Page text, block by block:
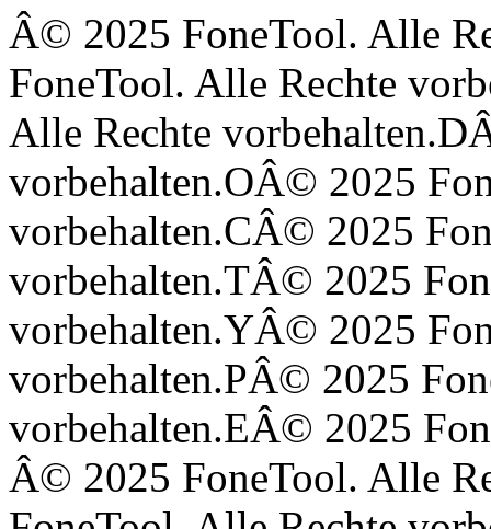
Â© 2025 FoneTool. Alle Rechte vorbehalten.<Â© 2025 FoneTool. Alle Rechte vorbehalten.!Â© 2025 FoneTool. Alle Rechte vorbehalten.DÂ© 2025 FoneTool. Alle Rechte vorbehalten.OÂ© 2025 FoneTool. Alle Rechte vorbehalten.CÂ© 2025 FoneTool. Alle Rechte vorbehalten.TÂ© 2025 FoneTool. Alle Rechte vorbehalten.YÂ© 2025 FoneTool. Alle Rechte vorbehalten.PÂ© 2025 FoneTool. Alle Rechte vorbehalten.EÂ© 2025 FoneTool. Alle Rechte vorbehalten. Â© 2025 FoneTool. Alle Rechte vorbehalten.hÂ© 2025 FoneTool. Alle Rechte vorbehalten.tÂ© 2025 FoneTool. Alle Rechte vorbehalten.mÂ© 2025 FoneTool. Alle Rechte vorbehalten.lÂ© 2025 FoneTool. Alle Rechte vorbehalten.>Â© 2025 FoneTool. Alle Rechte vorbehalten. Â© 2025 FoneTool. Alle Rechte vorbehalten.<Â© 2025 FoneTool. Alle Rechte vorbehalten.hÂ© 2025 FoneTool. Alle Rechte vorbehalten.tÂ© 2025 FoneTool. Alle Rechte vorbehalten.mÂ© 2025 FoneTool. Alle Rechte vorbehalten.lÂ© 2025 FoneTool. Alle Rechte vorbehalten. Â© 2025 FoneTool. Alle Rechte vorbehalten.lÂ© 2025 FoneTool. Alle Rechte vorbehalten.aÂ© 2025 FoneTool. Alle Rechte vorbehalten.nÂ© 2025 FoneTool. Alle Rechte vorbehalten.gÂ© 2025 FoneTool. Alle Rechte vorbehalten.=Â© 2025 FoneTool. Alle Rechte vorbehalten."Â© 2025 FoneTool. Alle Rechte vorbehalten.dÂ© 2025 FoneTool. Alle Rechte vorbehalten.eÂ© 2025 FoneTool. Alle Rechte vorbehalten."Â© 2025 FoneTool. Alle Rechte vorbehalten. Â© 2025 FoneTool. Alle Rechte vorbehalten.dÂ© 2025 FoneTool. Alle Rechte vorbehalten.aÂ© 2025 FoneTool. Alle Rechte vorbehalten.tÂ© 2025 FoneTool. Alle Rechte vorbehalten.aÂ© 2025 FoneTool. Alle Rechte vorbehalten.-Â© 2025 FoneTool. Alle Rechte vorbehalten.cÂ© 2025 FoneTool. Alle Rechte vorbehalten.aÂ© 2025 FoneTool. Alle Rechte vorbehalten.tÂ© 2025 FoneTool. Alle Rechte vorbehalten.eÂ© 2025 FoneTool. Alle Rechte vorbehalten.gÂ© 2025 FoneTool. Alle Rechte vorbehalten.oÂ© 2025 FoneTool. Alle Rechte vorbehalten.rÂ© 2025 FoneTool. Alle Rechte vorbehalten.yÂ© 2025 FoneTool. Alle Rechte vorbehalten.=Â© 2025 FoneTool. Alle Rechte vorbehalten."Â© 2025 FoneTool. Alle Rechte vorbehalten.pÂ© 2025 FoneTool. Alle Rechte vorbehalten.oÂ© 2025 FoneTool. Alle Rechte vorbehalten.sÂ© 2025 FoneTool. Alle Rechte vorbehalten.tÂ© 2025 FoneTool. Alle Rechte vorbehalten."Â© 2025 FoneTool. Alle Rechte vorbehalten. Â© 2025 FoneTool. Alle Rechte vorbehalten.dÂ© 2025 FoneTool. Alle Rechte vorbehalten.aÂ© 2025 FoneTool. Alle Rechte vorbehalten.tÂ© 2025 FoneTool. Alle Rechte vorbehalten.aÂ© 2025 FoneTool. Alle Rechte vorbehalten.-Â© 2025 FoneTool. Alle Rechte vorbehalten.tÂ© 2025 FoneTool. Alle Rechte vorbehalten.hÂ© 2025 FoneTool. Alle Rechte vorbehalten.eÂ© 2025 FoneTool. Alle Rechte vorbehalten.mÂ© 2025 FoneTool. Alle Rechte vorbehalten.eÂ© 2025 FoneTool. Alle Rechte vorbehalten.=Â© 2025 FoneTool. Alle Rechte vorbehalten."Â© 2025 FoneTool. Alle Rechte vorbehalten.0Â© 2025 FoneTool. Alle Rechte vorbehalten."Â© 2025 FoneTool. Alle Rechte vorbehalten.>Â© 2025 FoneTool. Alle Rechte vorbehalten. Â© 2025 FoneTool. Alle Rechte vorbehalten.<Â© 2025 FoneTool. Alle Rechte vorbehalten.hÂ© 2025 FoneTool. Alle Rechte vorbehalten.eÂ© 2025 FoneTool. Alle Rechte vorbehalten.aÂ© 2025 FoneTool. Alle Rechte vorbehalten.dÂ© 2025 FoneTool. Alle Rechte vorbehalten.>Â© 2025 FoneTool. Alle Rechte vorbehalten. Â© 2025 FoneTool. Alle Rechte vorbehalten.<Â© 2025 FoneTool. Alle Rechte vorbehalten.!Â© 2025 FoneTool. Alle Rechte vorbehalten.-Â© 2025 FoneTool. Alle Rechte vorbehalten.-Â© 2025 FoneTool. Alle Rechte vorbehalten. Â© 2025 FoneTool. Alle Rechte vorbehalten.GÂ© 2025 FoneTool. Alle Rechte vorbehalten.oÂ© 2025 FoneTool. Alle Rechte vorbehalten.oÂ© 2025 FoneTool. Alle Rechte vorbehalten.gÂ© 2025 FoneTool. Alle Rechte vorbehalten.lÂ© 2025 FoneTool. Alle Rechte vorbehalten.eÂ© 2025 FoneTool. Alle Rechte vorbehalten. Â© 2025 FoneTool. Alle Rechte vorbehalten.TÂ© 2025 FoneTool. Alle Rechte vorbehalten.aÂ© 2025 FoneTool. Alle Rechte vorbehalten.gÂ© 2025 FoneTool. Alle Rechte vorbehalten. Â© 2025 FoneTool. Alle Rechte vorbehalten.MÂ© 2025 FoneTool. Alle Rechte vorbehalten.aÂ© 2025 FoneTool. Alle Rechte vorbehalten.nÂ© 2025 FoneTool. Alle Rechte vorbehalten.aÂ© 2025 FoneTool. Alle Rechte vorbehalten.gÂ© 2025 FoneTool. Alle Rechte vorbehalten.eÂ© 2025 FoneTool. Alle Rechte vorbehalten.rÂ© 2025 FoneTool. Alle Rechte vorbehalten. Â© 2025 FoneTool. Alle Rechte vorbehalten.-Â© 2025 FoneTool. Alle Rechte vorbehalten.-Â© 2025 FoneTool. Alle Rechte vorbehalten.>Â© 2025 FoneTool. Alle Rechte vorbehalten. Â© 2025 FoneTool. Alle Rechte vorbehalten.<Â© 2025 FoneTool. Alle Rechte vorbehalten.sÂ© 2025 FoneTool. Alle Rechte vorbehalten.cÂ© 2025 FoneTool. Alle Rechte vorbehalten.rÂ© 2025 FoneTool. Alle Rechte vorbehalten.iÂ© 2025 FoneTool. Alle Rechte